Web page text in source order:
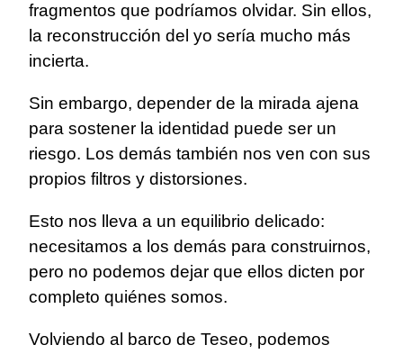
fragmentos que podríamos olvidar. Sin ellos,
la reconstrucción del yo sería mucho más
incierta.
Sin embargo, depender de la mirada ajena
para sostener la identidad puede ser un
riesgo. Los demás también nos ven con sus
propios filtros y distorsiones.
Esto nos lleva a un equilibrio delicado:
necesitamos a los demás para construirnos,
pero no podemos dejar que ellos dicten por
completo quiénes somos.
Volviendo al barco de Teseo, podemos